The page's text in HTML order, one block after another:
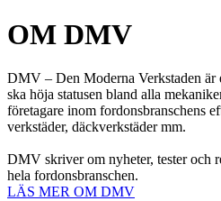
OM DMV
DMV – Den Moderna Verkstaden är
ska höja statusen bland alla
företagare inom fordonsbranschens
verkstäder, däckverkstäder mm.
DMV skriver om nyheter, tester och
hela fordonsbranschen.
LÄS MER OM DMV